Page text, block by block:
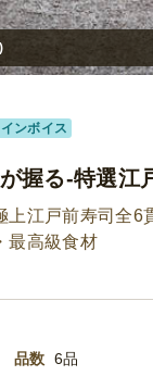
インボイス
握る‐特選江
上江戸前寿司全
最高級食材
品数 6品